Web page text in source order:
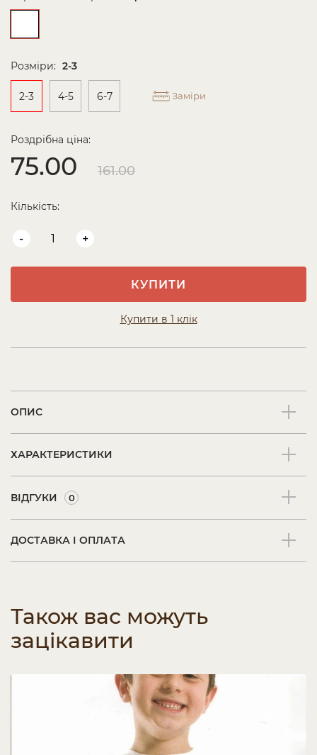
Розміри: 2-3
2-3 4-5 6-7 Заміри
Роздрібна ціна:
75.00 161.00
Кількість:
- +
КУПИТИ
Купити в 1 клік
ОПИС
ХАРАКТЕРИСТИКИ
ВІДГУКИ 0
ДОСТАВКА І ОПЛАТА
Також вас можуть
зацікавити